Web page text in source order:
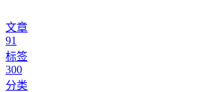
文章
91
标签
300
分类